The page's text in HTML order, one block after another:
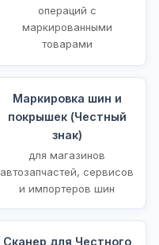
операций с
маркированными
товарами
Маркировка шин и
покрышек (Честный
знак)
для магазинов
автозапчастей, сервисов
и импортеров шин
Сканер для Честного